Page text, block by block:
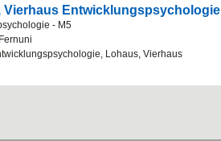
Vierhaus Entwicklungspsychologie
- M5
Fernuni
Lohaus, Vierhaus